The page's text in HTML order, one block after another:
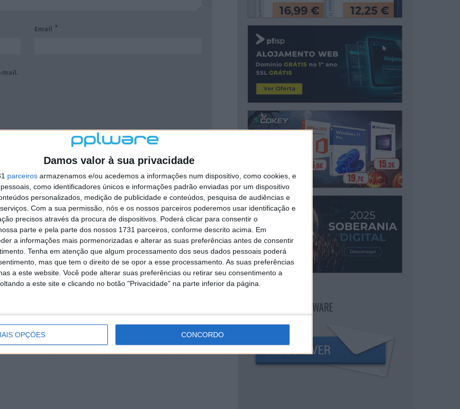
Damos valor à sua privacidade
parceiros armazenamos e/ou acedemos a informações num dispositivo, como cookies, e
como identificadores únicos e informações padrão enviadas por um dispositivo
personalizados, medição de publicidade e conteúdos, pesquisa de audiências e
Com a sua permissão, nós e os nossos parceiros poderemos usar identificação e
precisos através da procura de dispositivos. Poderá clicar para consentir o
parte e pela parte dos nossos 1731 parceiros, conforme descrito acima. Em
a informações mais pormenorizadas e alterar as suas preferências antes de consentir
Tenha em atenção que algum processamento dos seus dados pessoais poderá
mas que tem o direito de se opor a esse processamento. As suas preferências
a este website. Você pode alterar suas preferências ou retirar seu consentimento a
a este site e clicando no botão "Privacidade" na parte inferior da página.
OPÇÕES CONCORDO
Email *
mail.
na internet através deste sistema não reflete,
do(s) seu(s) autor(es). Os comentários publicados
responsabilidade e autoria dos leitores que dele
se, desde já, no direito de excluir comentários e
caluniosos, preconceituosos ou de alguma forma
promocional ou inseridos no sistema sem a devida
e endereço válido de email) também poderão ser
NEWSLETTER PPLWARE